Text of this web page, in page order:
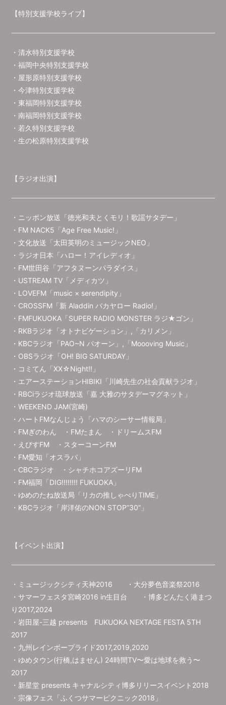
【特別支援学校ライブ】
・清水特別支援学校
・福岡中央特別支援学校
・屋形原特別支援学校
・今津特別支援学校
・東福岡特別支援学校
・南福岡特別支援学校
・若久特別支援学校
・生の松原特別支援学校
【ラジオ出演】
・ニッポン放送「徳光和夫とくモリ！歌謡サタデー」
・FM NACK5「Age Free Music!」
・文化放送「太田英明のミュージックNEO」
・ラジオ日本「ハロー！アイレディオ」
・FM世田谷「アフタヌーンパラダイス」
・USTREAM TV「メディカツ」
・LOVEFM「music × serendipity」
・CROSSFM「新 Aladdin バカヤロー Radio!」
・FMFUKUOKA「SUPER RADIO MONSTER ラジ★ゴン」
・RKBラジオ「オトナビゲーション」,「カリメン」
・KBCラジオ「PAO~N パオーン」,「Moooving Music」
・OBSラジオ「OH! BIG SATURDAY」
・コミてん「XX☆Night!!」
・エアーステーションHIBIKI「川崎先生の社会貢献ラジオ」
・RBCiラジオ琉球放送「嘉 大雅のサタデーマグネット」
・WEEKEND JAM(宮崎)
・ハートFMなんじょう「ハマのシーサー情報局」
・FMぎのわん ・FMたまん ・ドリームスFM
・えびすFM ・スターコーンFM
・FM愛知「オスラバ」
・CBCラジオ ・シャチホコアズーリFM
・FM福岡「DIG!!!!!!!! FUKUOKA」
・ゆめのたね放送局「リカの推しゃべりTIME」
・KBCラジオ「岸洋佑のNON STOP”30”」
【イベント出演】
・ミュージックシティ天神2016 ・大分夢色音楽祭2016
・サマーフェスタ宮崎2016 in生目台 ・博多どんたく港まつ
り2017,2024
・岩田屋-三越 presents FUKUOKA NEXTAGE FESTA 5TH
2017
・九州レインボープライド2017,2019,2020
・ゆめタウン(行橋,はません) 24時間TV〜愛は地球を救う〜
2017
・新星堂 presents キャナルシティ博多リリースイベント2018
・宗像フェス「ふくつサマーピクニック2018」